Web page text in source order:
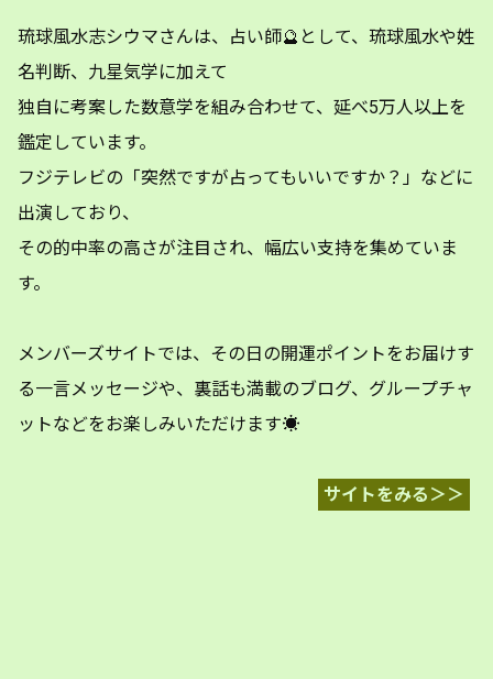
琉球風水志シウマさんは、占い師🔮として、琉球風水や姓
名判断、九星気学に加えて
独自に考案した数意学を組み合わせて、延べ5万人以上を
鑑定しています。
フジテレビの「突然ですが占ってもいいですか？」などに
出演しており、
その的中率の高さが注目され、幅広い支持を集めていま
す。
メンバーズサイトでは、その日の開運ポイントをお届けす
る一言メッセージや、裏話も満載のブログ、グループチャ
ットなどをお楽しみいただけます☀️
サイトをみる＞＞